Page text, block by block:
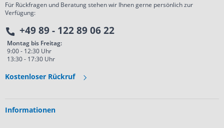
Für Rückfragen und Beratung stehen wir Ihnen gerne persönlich zur
Verfügung:
+49 89 - 122 89 06 22
Montag bis Freitag:
9:00 - 12:30 Uhr
13:30 - 17:30 Uhr
Kostenloser Rückruf
Informationen